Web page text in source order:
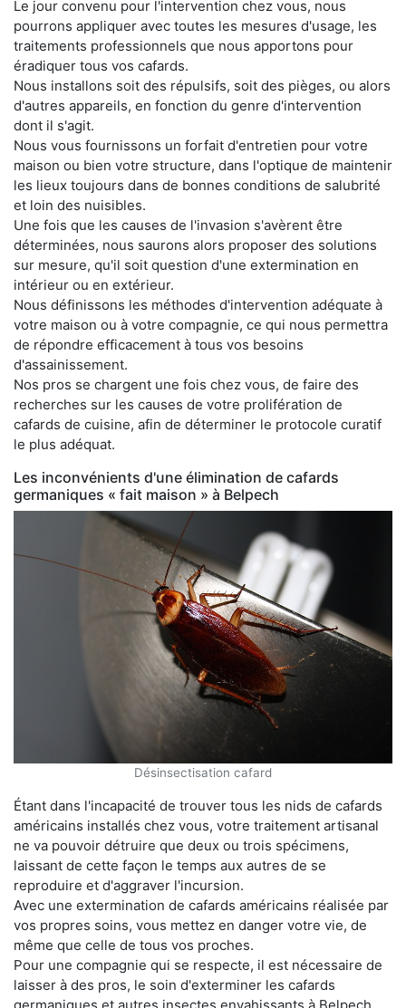
Le jour convenu pour l'intervention chez vous, nous
pourrons appliquer avec toutes les mesures d'usage, les
traitements professionnels que nous apportons pour
éradiquer tous vos cafards.
Nous installons soit des répulsifs, soit des pièges, ou alors
d'autres appareils, en fonction du genre d'intervention
dont il s'agit.
Nous vous fournissons un forfait d'entretien pour votre
maison ou bien votre structure, dans l'optique de maintenir
les lieux toujours dans de bonnes conditions de salubrité
et loin des nuisibles.
Une fois que les causes de l'invasion s'avèrent être
déterminées, nous saurons alors proposer des solutions
sur mesure, qu'il soit question d'une extermination en
intérieur ou en extérieur.
Nous définissons les méthodes d'intervention adéquate à
votre maison ou à votre compagnie, ce qui nous permettra
de répondre efficacement à tous vos besoins
d'assainissement.
Nos pros se chargent une fois chez vous, de faire des
recherches sur les causes de votre prolifération de
cafards de cuisine, afin de déterminer le protocole curatif
le plus adéquat.
Les inconvénients d'une élimination de cafards
germaniques « fait maison » à Belpech
Désinsectisation cafard
Étant dans l'incapacité de trouver tous les nids de cafards
américains installés chez vous, votre traitement artisanal
ne va pouvoir détruire que deux ou trois spécimens,
laissant de cette façon le temps aux autres de se
reproduire et d'aggraver l'incursion.
Avec une extermination de cafards américains réalisée par
vos propres soins, vous mettez en danger votre vie, de
même que celle de tous vos proches.
Pour une compagnie qui se respecte, il est nécessaire de
laisser à des pros, le soin d'exterminer les cafards